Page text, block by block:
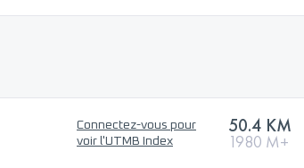
Connectez-vous pour
voir l'UTMB Index
50.4 KM
1980 M+